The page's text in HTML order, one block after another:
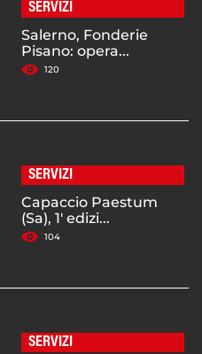
SERVIZI
Salerno, Fonderie
Pisano: opera...
120
SERVIZI
Capaccio Paestum
(Sa), 1' edizi...
104
SERVIZI